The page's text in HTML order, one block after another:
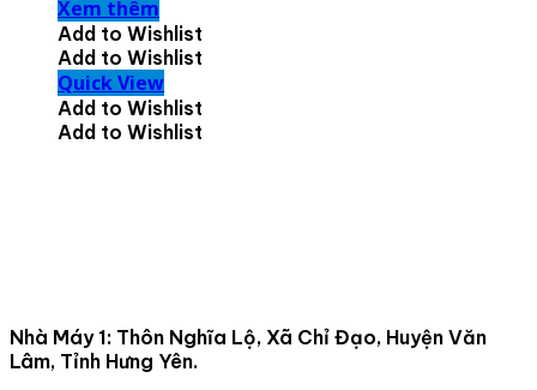
Xem thêm
Add to Wishlist
Add to Wishlist
Quick View
Add to Wishlist
Add to Wishlist
Nhà Máy 1: Thôn Nghĩa Lộ, Xã Chỉ Đạo, Huyện Văn
Lâm, Tỉnh Hưng Yên.